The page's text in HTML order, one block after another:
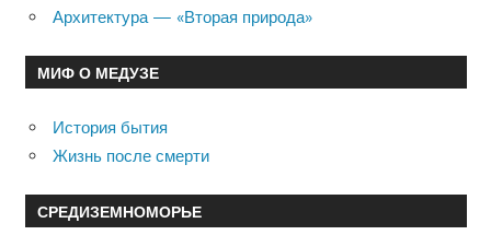
Архитектура — «Вторая природа»
МИФ О МЕДУЗЕ
История бытия
Жизнь после смерти
СРЕДИЗЕМНОМОРЬЕ